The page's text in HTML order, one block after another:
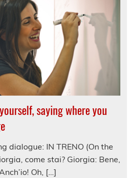
saying where you
dialogue: IN TRENO (On the
come stai? Giorgia: Bene,
Oh, […]